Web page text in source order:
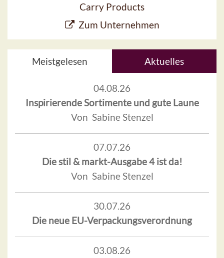
Carry Products
Zum Unternehmen
Meistgelesen Aktuelles
04.08.26
Inspirierende Sortimente und gute Laune
Von Sabine Stenzel
07.07.26
Die stil & markt-Ausgabe 4 ist da!
Von Sabine Stenzel
30.07.26
Die neue EU-Verpackungsverordnung
03.08.26